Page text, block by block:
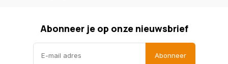
Abonneer je op onze nieuwsbrief
Abonneer